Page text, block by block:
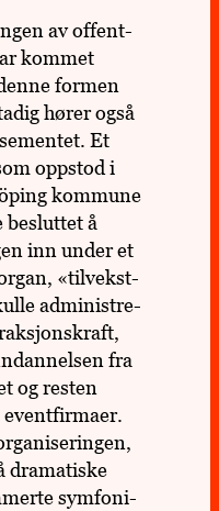
av offent­
kommet
formen
hører også
Et
opp­stod i
kom­mune
beslut­tet å
inn under et
«til­vekst­
admi­ni­stre­
fra
og resten
dra­ma­tiske
sym­foni­